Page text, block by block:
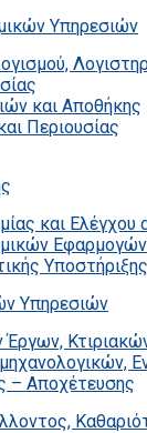
Υπηρεσιών
και Αποθήκης
Περιουσίας
και
Εφαρμογών
Υπηρεσιών
Έργων,
– Αποχέτευσης